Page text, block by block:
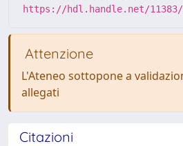
https://hdl.handle.net/11383/
Attenzione
L'Ateneo sottopone a
allegati
Citazioni